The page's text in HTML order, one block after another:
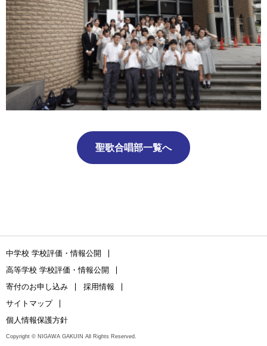
聖歌合唱部一覧へ
中学校 学校評価・情報公開
高等学校 学校評価・情報公開
寄付のお申し込み
採用情報
サイトマップ
個人情報保護方針
Copyright © NIGAWA GAKUIN All Rights Reserved.